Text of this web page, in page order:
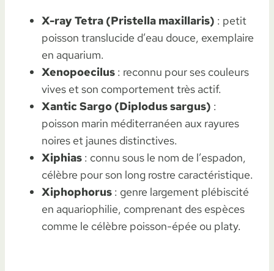
X-ray Tetra (Pristella maxillaris) : petit
poisson translucide d’eau douce, exemplaire
en aquarium.
Xenopoecilus : reconnu pour ses couleurs
vives et son comportement très actif.
Xantic Sargo (Diplodus sargus) :
poisson marin méditerranéen aux rayures
noires et jaunes distinctives.
Xiphias : connu sous le nom de l’espadon,
célèbre pour son long rostre caractéristique.
Xiphophorus : genre largement plébiscité
en aquariophilie, comprenant des espèces
comme le célèbre poisson-épée ou platy.